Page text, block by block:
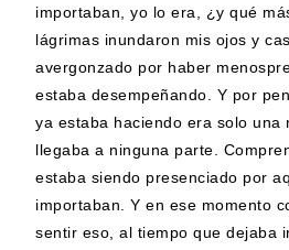
importaban, yo lo era, ¿y qué
lágrimas inundaron mis ojos y
avergonzado por haber
estaba desempeñando. Y por
ya estaba haciendo era solo una
llegaba a ninguna parte.
estaba siendo presenciado por
importaban. Y en ese momento
sentir eso, al tiempo que dejaba